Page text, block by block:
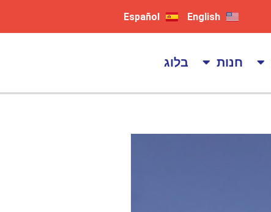
English
Español
חנות בלוג